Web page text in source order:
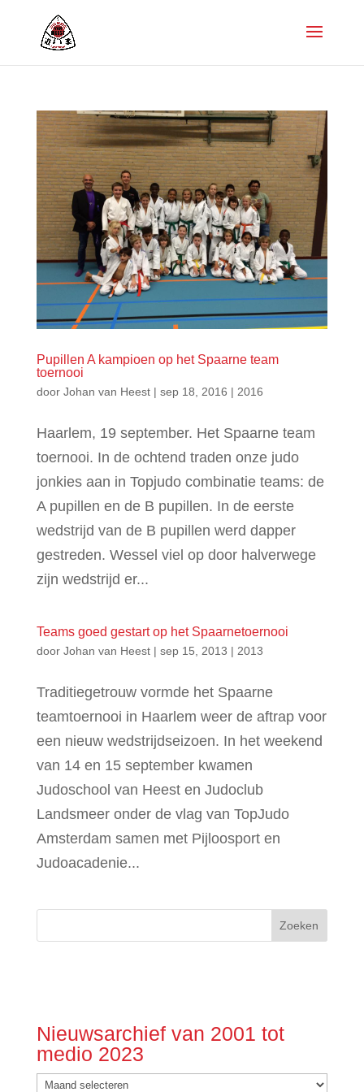
Pupillen A kampioen op het Spaarne team
toernooi
door Johan van Heest| sep 18, 2016 | 2016
Haarlem, 19 september. Het Spaarne team
toernooi. In de ochtend traden onze judo
jonkies aan in Topjudo combinatie teams: de
A pupillen en de B pupillen. In de eerste
wedstrijd van de B pupillen werd dapper
gestreden. Wessel viel op door halverwege
zijn wedstrijd er...
Teams goed gestart op het Spaarnetoernooi
door Johan van Heest| sep 15, 2013 | 2013
Traditiegetrouw vormde het Spaarne
teamtoernooi in Haarlem weer de aftrap voor
een nieuw wedstrijdseizoen. In het weekend
van 14 en 15 september kwamen
Judoschool van Heest en Judoclub
Landsmeer onder de vlag van TopJudo
Amsterdam samen met Pijloosport en
Judoacadenie...
Nieuwsarchief van 2001 tot
medio 2023
Nieuwsarchief